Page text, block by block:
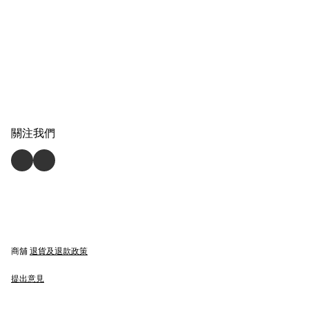
關注我們
商舖 退貨及退款政策
提出意見